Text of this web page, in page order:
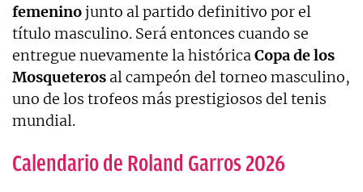
femeninojunto al partido definitivo por el
título masculino. Será entonces cuando se
entregue nuevamente la históricaCopa de los
Mosqueteros al campeón del torneo masculino,
uno de los trofeos más prestigiosos del tenis
mundial.
Calendario de Roland Garros 2026